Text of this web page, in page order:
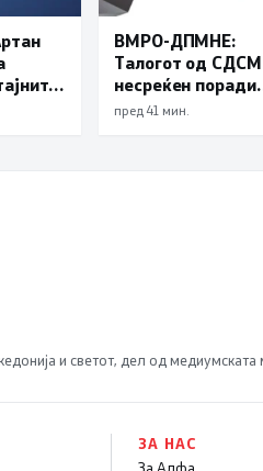
ВМРО-ДПМНЕ:
Талогот од СДСМ
несреќен поради
успесите на
пред 41 мин.
и светот, дел од
ЗА НАС